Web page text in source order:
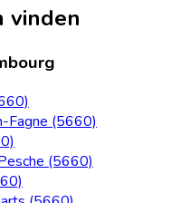
vinden
Fagne (5660)
(5660)